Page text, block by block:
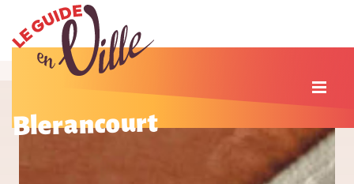
Blerancourt